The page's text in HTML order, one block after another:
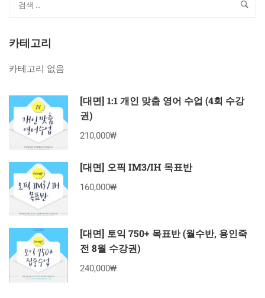
카테고리
카테고리 없음
[대면] 1:1 개인 맞춤 영어 수업 (4회 수강
권)
210,000₩
[대면] 오픽 IM3/IH 목표반
160,000₩
[대면] 토익 750+ 목표반 (월수반, 용인죽
전 8월 수강권)
240,000₩